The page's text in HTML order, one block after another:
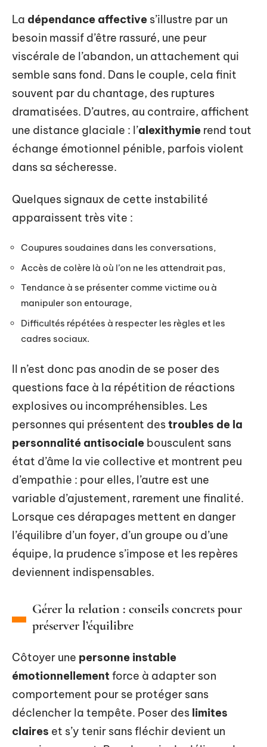
La dépendance affective s’illustre par un
besoin massif d’être rassuré, une peur
viscérale de l’abandon, un attachement qui
semble sans fond. Dans le couple, cela finit
souvent par du chantage, des ruptures
dramatisées. D’autres, au contraire, affichent
une distance glaciale : l’alexithymie rend tout
échange émotionnel pénible, parfois violent
dans sa sécheresse.
Quelques signaux de cette instabilité
apparaissent très vite :
Coupures soudaines dans les conversations,
Accès de colère là où l’on ne les attendrait pas,
Tendance à se présenter comme victime ou à
manipuler son entourage,
Difficultés répétées à respecter les règles et les
cadres sociaux.
Il n’est donc pas anodin de se poser des
questions face à la répétition de réactions
explosives ou incompréhensibles. Les
personnes qui présentent destroubles de la
personnalité antisociale bousculent sans
état d’âme la vie collective et montrent peu
d’empathie : pour elles, l’autre est une
variable d’ajustement, rarement une finalité.
Lorsque ces dérapages mettent en danger
l’équilibre d’un foyer, d’un groupe ou d’une
équipe, la prudence s’impose et les repères
deviennent indispensables.
Gérer la relation : conseils concrets pour
préserver l’équilibre
Côtoyer une personne instable
émotionnellementforce à adapter son
comportement pour se protéger sans
déclencher la tempête. Poser des limites
claires et s’y tenir sans fléchir devient un